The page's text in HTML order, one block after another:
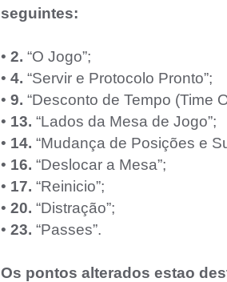
seguintes:
• 2. “O Jogo”;
• 4. “Servir e Protocolo Pronto”;
• 9. “Desconto de Tempo (Time
• 13. “Lados da Mesa de Jogo”;
• 14. “Mudança de Posições e
• 16. “Deslocar a Mesa”;
• 17. “Reinicio”;
• 20. “Distração”;
• 23. “Passes”.
Os pontos alterados estao